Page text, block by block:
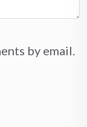
by email.